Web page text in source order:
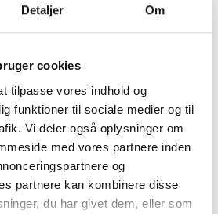
Detaljer Om
cookies
tilpasse vores indhold og
funktioner til sociale medier og til
Vi deler også oplysninger om
med vores partnere inden
og
partnere kan kombinere disse
du har givet dem, eller som
broderet logo.
/ 3% Spandex